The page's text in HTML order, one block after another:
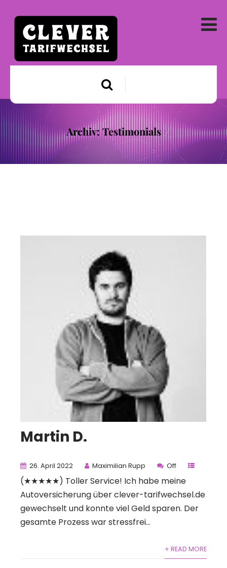
Archiv:Testimonials
Martin D.
26. April 2022 Maximilian Rupp Off
(★★★★★) Toller Service! Ich habe meine
Autoversicherung über clever-tarifwechsel.de
gewechselt und konnte viel Geld sparen. Der
gesamte Prozess war stressfrei...
+ READ MORE